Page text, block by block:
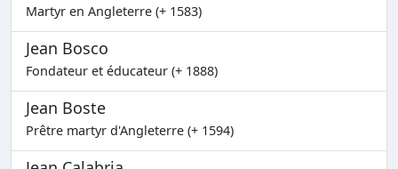
Martyr en Angleterre (+ 1583)
Jean Bosco
Fondateur et éducateur (+ 1888)
Jean Boste
Prêtre martyr d'Angleterre (+ 1594)